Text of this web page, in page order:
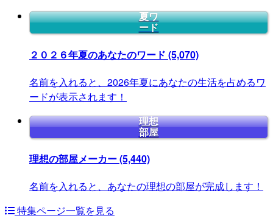
夏ワ
ード
２０２６年夏のあなたのワード (5,070)
名前を入れると、2026年夏にあなたの生活を占めるワ
ードが表示されます！
理想
部屋
理想の部屋メーカー(5,440)
名前を入れると、あなたの理想の部屋が完成します！
特集ページ一覧を見る